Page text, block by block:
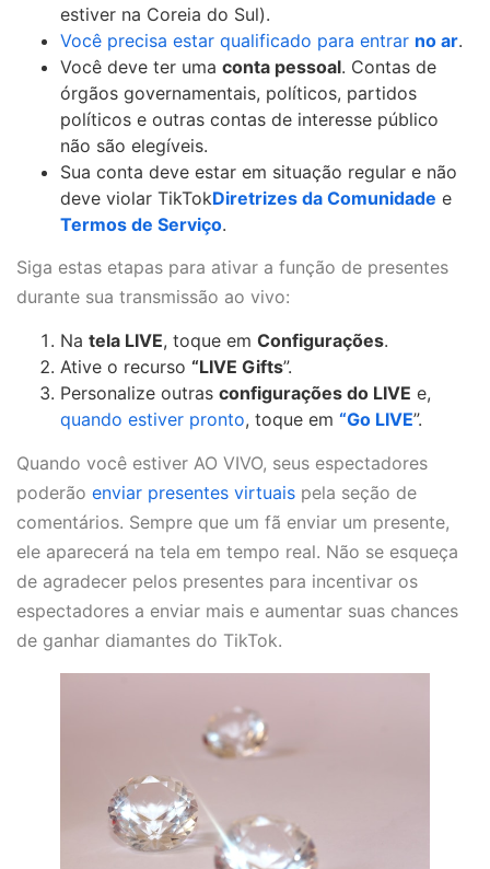
estiver na Coreia do Sul).
Você precisa estar qualificado para entrar no ar.
Você deve ter uma conta pessoal. Contas de
órgãos governamentais, políticos, partidos
políticos e outras contas de interesse público
não são elegíveis.
Sua conta deve estar em situação regular e não
deve violar TikTokDiretrizes da Comunidade e
Termos de Serviço.
Siga estas etapas para ativar a função de presentes
durante sua transmissão ao vivo:
Na tela LIVE, toque em Configurações.
Ative o recurso “LIVE Gifts”.
Personalize outras configurações do LIVE e,
quando estiver pronto, toque em “Go LIVE”.
Quando você estiver AO VIVO, seus espectadores
poderão enviar presentes virtuais pela seção de
comentários. Sempre que um fã enviar um presente,
ele aparecerá na tela em tempo real. Não se esqueça
de agradecer pelos presentes para incentivar os
espectadores a enviar mais e aumentar suas chances
de ganhar diamantes do TikTok.